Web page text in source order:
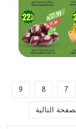
7
8
9
التالية